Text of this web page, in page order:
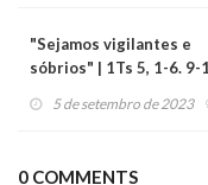
"Sejamos vigilantes e
sóbrios" | 1Ts 5, 1-6. 9-
5 de setembro de 2023
0 COMMENTS